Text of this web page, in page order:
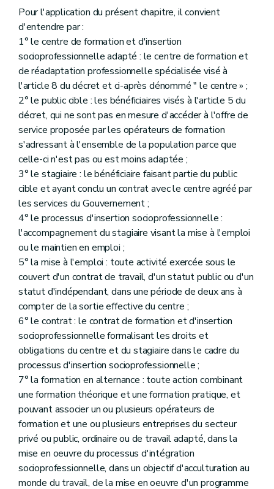
Art. 82
Art. 83
Art. 84
Art. 85
Sous-section 5 Pas de sous-section 5 dans le texte publié au Moniteur belge.
Sous-section 6
Liquidation des subventions et contrôle de leur bonne utilisation
Art. 86
Art. 87
Art. 88
Art. 89
Chapitre 6 Contrôle et évaluation
Art. 90
Art. 91
Art. 92
Art. 93
Art. 94
Art. 95
Art. 96
Art. 97
Art. 98
Art. 99
Chapitre 7 Traitement des données à caractère personnel
Art. 100
Chapitre 8 Transfert de personnel
Art. 101
Art. 102
Art. 103
Art. 104
Chapitre 9 Dispositions modificatives et finales
Art. 105
Art. 106
Art. 107
Art. 108
Art. 109
Art. 110
Annexe 1
Annexe 2
Pour l'application du présent chapitre, il convient
d'entendre par :
1° le centre de formation et d'insertion
socioprofessionnelle adapté : le centre de formation et
de réadaptation professionnelle spécialisée visé à
l'article 8 du décret et ci-après dénommé " le centre » ;
2° le public cible : les bénéficiaires visés à l'article 5 du
décret, qui ne sont pas en mesure d'accéder à l'offre de
service proposée par les opérateurs de formation
s'adressant à l'ensemble de la population parce que
celle-ci n'est pas ou est moins adaptée ;
3° le stagiaire : le bénéficiaire faisant partie du public
cible et ayant conclu un contrat avec le centre agréé par
les services du Gouvernement ;
4° le processus d'insertion socioprofessionnelle :
l'accompagnement du stagiaire visant la mise à l'emploi
ou le maintien en emploi ;
5° la mise à l'emploi : toute activité exercée sous le
couvert d'un contrat de travail, d'un statut public ou d'un
statut d'indépendant, dans une période de deux ans à
compter de la sortie effective du centre ;
6° le contrat : le contrat de formation et d'insertion
socioprofessionnelle formalisant les droits et
obligations du centre et du stagiaire dans le cadre du
processus d'insertion socioprofessionnelle ;
7° la formation en alternance : toute action combinant
une formation théorique et une formation pratique, et
pouvant associer un ou plusieurs opérateurs de
formation et une ou plusieurs entreprises du secteur
privé ou public, ordinaire ou de travail adapté, dans la
mise en oeuvre du processus d'intégration
socioprofessionnelle, dans un objectif d'acculturation au
monde du travail, de la mise en oeuvre d'un programme